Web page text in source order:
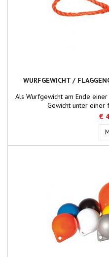
WURFGEWICHT /
Als Wurfgewicht am Ende
Gewicht unter einer
€